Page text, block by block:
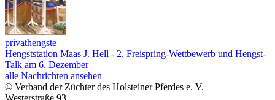
privathengste
Hengststation Maas J. Hell - 2. Freispring-Wettbewerb und Hengst-
Talk am 6. Dezember
alle Nachrichten ansehen
© Verband der Züchter des Holsteiner Pferdes e. V.
Westerstraße 93